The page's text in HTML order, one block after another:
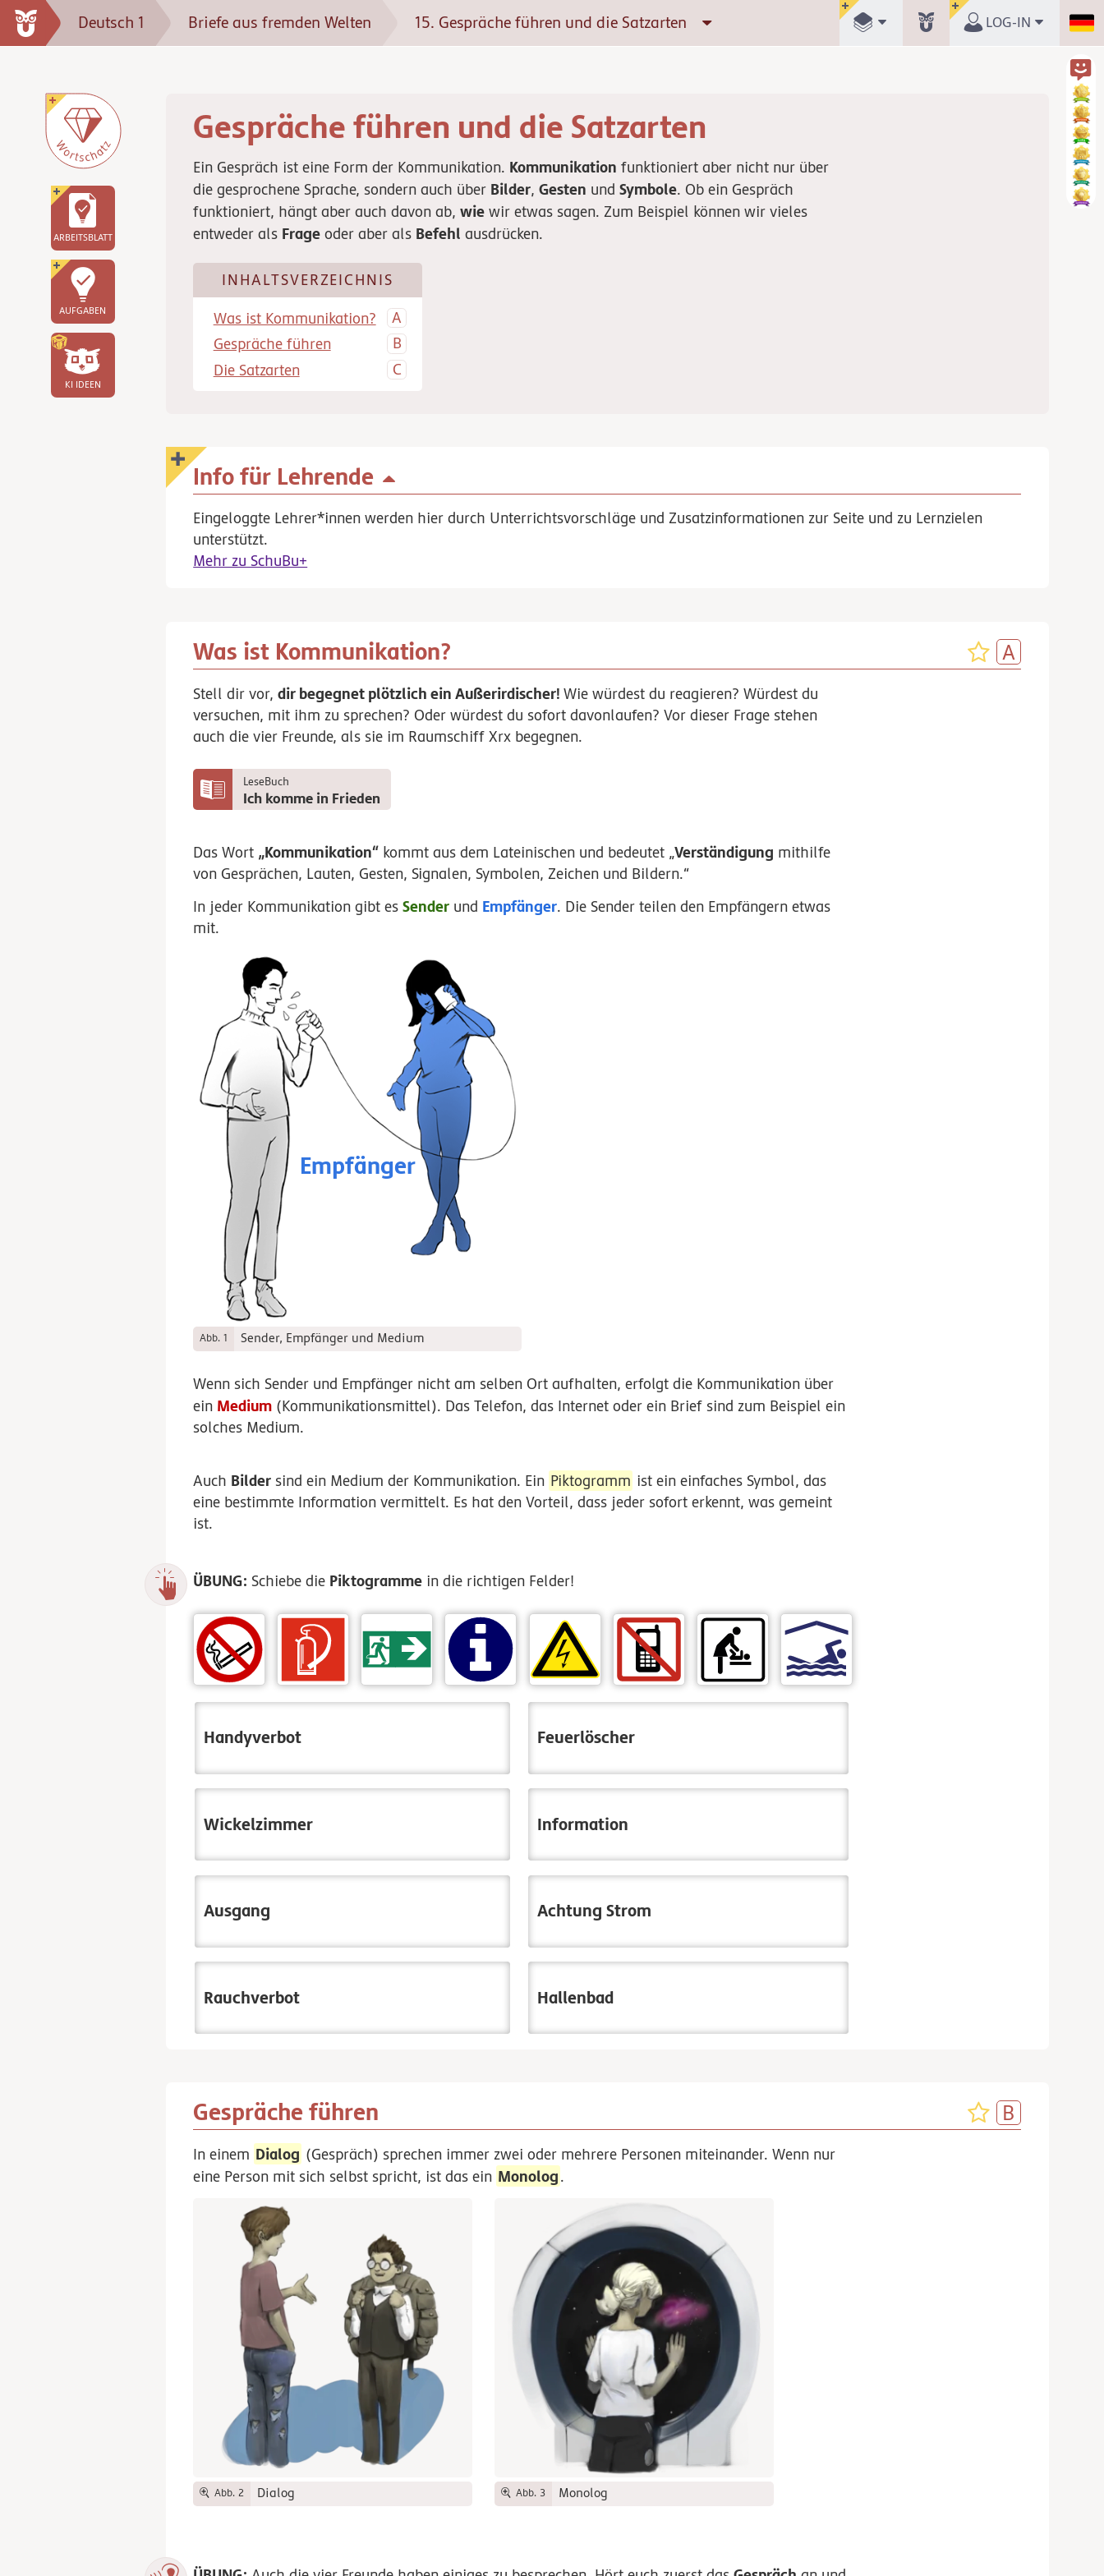
Gespräche führen und die Satzarten
Ein Gespräch ist eine Form der Kommunikation. Kommunikation funktioniert aber nicht nur über
die gesprochene Sprache, sondern auch über Bilder,Gesten undSymbole. Ob ein Gespräch
funktioniert, hängt aber auch davon ab,wie wir etwas sagen. Zum Beispiel können wir vieles
entweder als Frage oder aber als Befehl ausdrücken.
INHALTSVERZEICHNIS
Was ist Kommunikation?
Gespräche führen
Die Satzarten
Info für Lehrende
Eingeloggte Lehrer*innen werden hier durch Unterrichtsvorschläge und Zusatzinformationen zur Seite und zu Lernzielen
unterstützt.
Mehr zu SchuBu+
Was ist Kommunikation?
Stell dir vor,dir begegnet plötzlich ein Außerirdischer! Wie würdest du reagieren? Würdest du
versuchen, mit ihm zu sprechen? Oder würdest du sofort davonlaufen? Vor dieser Frage stehen
auch die vier Freunde, als sie im Raumschiff Xrx begegnen.
LeseBuch
Ich komme in Frieden
Das Wort „Kommunikation“ kommt aus dem Lateinischen und bedeutet „Verständigung mithilfe
von Gesprächen, Lauten, Gesten, Signalen, Symbolen, Zeichen und Bildern.“
In jeder Kommunikation gibt esSender und Empfänger. Die Sender teilen den Empfängern etwas
mit.
Empfänger
Abb. 1 Sender, Empfänger und Medium
Wenn sich Sender und Empfänger nicht am selben Ort aufhalten, erfolgt die Kommunikation über
ein Medium (Kommunikationsmittel). Das Telefon, das Internet oder ein Brief sind zum Beispiel ein
solches Medium.
Auch Bilder sind ein Medium der Kommunikation. Ein Piktogramm ist ein einfaches Symbol, das
eine bestimmte Information vermittelt. Es hat den Vorteil, dass jeder sofort erkennt, was gemeint
ist.
ÜBUNG: Schiebe die Piktogramme in die richtigen Felder!
Handyverbot Feuerlöscher
Wickelzimmer Information
Ausgang Achtung Strom
Rauchverbot Hallenbad
Gespräche führen
In einem Dialog (Gespräch) sprechen immer zwei oder mehrere Personen miteinander. Wenn nur
eine Person mit sich selbst spricht, ist das ein Monolog.
Abb. 2 Dialog Abb. 3 Monolog
ARBEITSBLATT
AUFGABEN
KI IDEEN
Deutsch 1 Briefe aus fremden Welten 15. Gespräche führen und die Satzarten LOG-IN